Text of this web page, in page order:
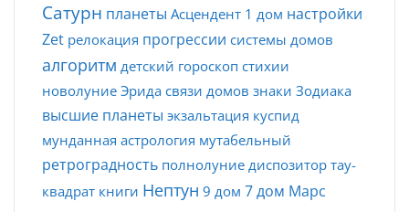
Сатурн планеты Асцендент 1 дом настройки
Zet релокация прогрессии системы домов
алгоритм детский гороскоп стихии
новолуние Эрида связи домов знаки Зодиака
высшие планеты экзальтация куспид
мунданная астрология мутабельный
ретроградность полнолуние диспозитор тау-
квадрат книги Нептун 9 дом 7 дом Марс